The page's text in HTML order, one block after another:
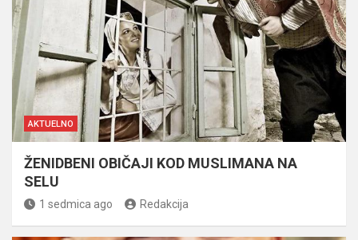
AKTUELNO
ŽENIDBENI OBIČAJI KOD MUSLIMANA NA
SELU
1 sedmica ago Redakcija